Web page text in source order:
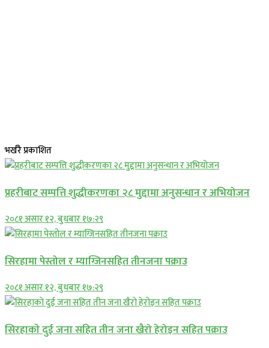
भर्खरै प्रकाशित
प्रहरीबाट सम्पत्ति शुद्धीकरणका २८ मुद्दामा अनुसन्धान र अभियोजन
२०८१ असार १२, बुधबार १७:२९
सिरहामा पेस्तोल र म्याग्जिनसहित तीनजना पक्राउ
२०८१ असार १२, बुधबार १७:२९
सिरहाकाे दुई जना सहित तीन जना खैरो हेरोइन सहित पक्राउ